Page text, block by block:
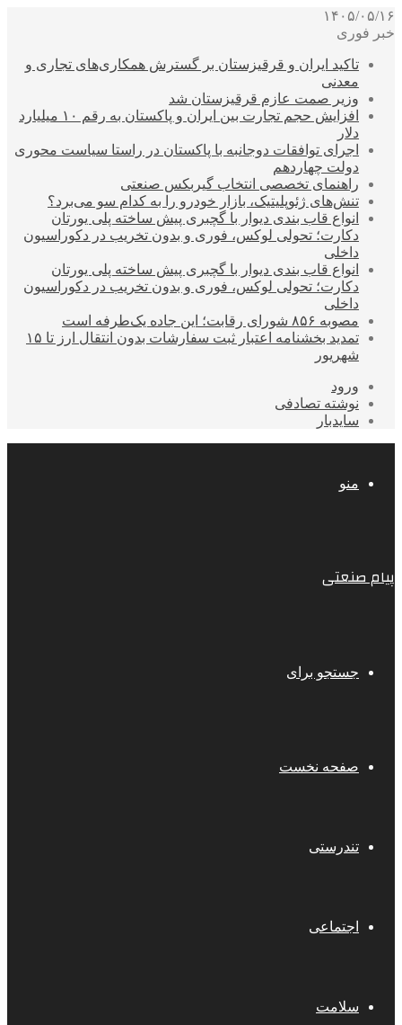
۱۴۰۵/۰۵/۱۶
خبر فوری
تاکید ایران و قرقیزستان بر گسترش همکاری‌های تجاری و
معدنی
وزیر صمت عازم قرقیزستان شد
افزایش حجم تجارت بین ایران و پاکستان به رقم ۱۰ میلیارد
دلار
اجرای توافقات دوجانبه با پاکستان در راستا سیاست محوری
دولت چهاردهم
راهنمای تخصصی انتخاب گیربکس صنعتی
تنش‌های ژئوپلیتیک، بازار خودرو را به کدام سو می‌برد؟
انواع قاب بندی دیوار با گچبری پیش ساخته پلی یورتان
دکارت؛ تحولی لوکس، فوری و بدون تخریب در دکوراسیون
داخلی
انواع قاب بندی دیوار با گچبری پیش ساخته پلی یورتان
دکارت؛ تحولی لوکس، فوری و بدون تخریب در دکوراسیون
داخلی
مصوبه ۸۵۶ شورای رقابت؛ این جاده یک‌طرفه است
تمدید بخشنامه اعتبار ثبت سفارشات بدون انتقال ارز تا ۱۵
شهریور
ورود
نوشته تصادفی
سایدبار
منو
پیام صنعتی
جستجو برای
صفحه نخست
تندرستی
اجتماعی
سلامت